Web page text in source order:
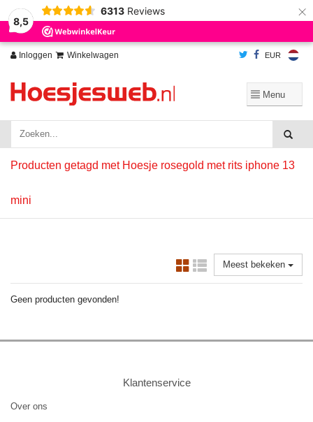
8,5
6313 Reviews ×
Inloggen Winkelwagen EUR
Producten getagd met Hoesje rosegold met rits iphone 13
mini
Meest bekeken
Geen producten gevonden!
Klantenservice
Over ons
Wij slaan cookies op om onze website te verbeteren. Is dat akkoord?
Ja
Nee